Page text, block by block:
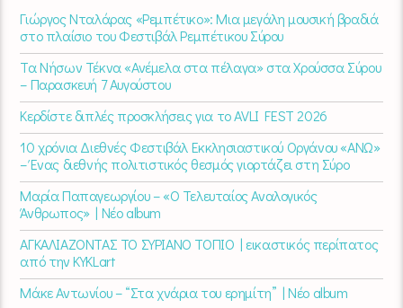
Γιώργος Νταλάρας «Ρεμπέτικο»: Μια μεγάλη μουσική βραδιά
στο πλαίσιο του Φεστιβάλ Ρεμπέτικου Σύρου
Τα Νήσων Τέκνα «Ανέμελα στα πέλαγα» στα Χρούσσα Σύρου
– Παρασκευή 7 Αυγούστου
Κερδίστε διπλές προσκλήσεις για το AVLI FEST 2026
10 χρόνια Διεθνές Φεστιβάλ Εκκλησιαστικού Οργάνου «ΑΝΩ»
– Ένας διεθνής πολιτιστικός θεσμός γιορτάζει στη Σύρο​
Μαρία Παπαγεωργίου – «Ο Τελευταίος Αναλογικός
Άνθρωπος» | Νέο album
ΑΓΚΑΛΙΑΖΟΝΤΑΣ ΤΟ ΣΥΡΙΑΝΟ ΤΟΠΙΟ | εικαστικός περίπατος
από την KYKLart
Μάκε Αντωνίου – “Στα χνάρια του ερημίτη” | Νέο album